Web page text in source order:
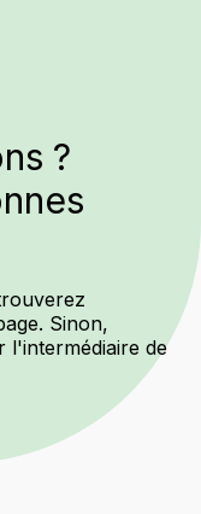
?
Sinon,
l'intermédiaire de